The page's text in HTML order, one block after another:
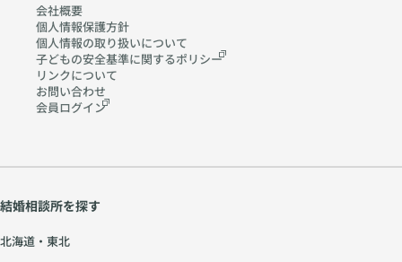
会社概要
個人情報保護方針
個人情報の取り扱いについて
子どもの安全基準に関するポリシー
リンクについて
お問い合わせ
会員ログイン
結婚相談所を探す
北海道・東北